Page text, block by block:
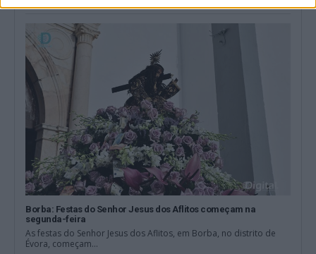
Borba: Festas do Senhor Jesus dos Aflitos começam na
segunda-feira
As festas do Senhor Jesus dos Aflitos, em Borba, no distrito de
Évora, começam...